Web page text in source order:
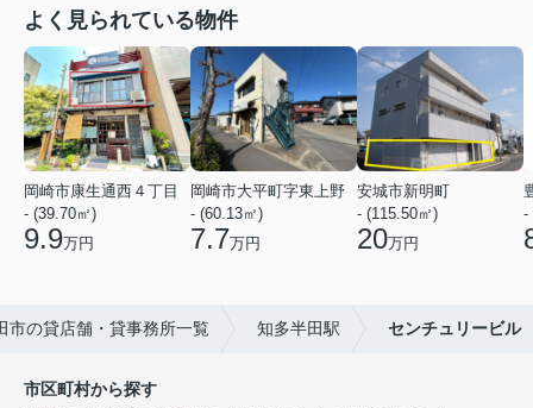
よく見られている物件
岡崎市康生通西４丁目
- (39.70㎡)
9.9万円
岡崎市大平町字東上野
- (60.13㎡)
7.7万円
安城市新明町
- (115.50㎡)
20万円
-
市の貸店舗・貸事務所一覧 知多半田駅 センチュリービル
市区町村から探す